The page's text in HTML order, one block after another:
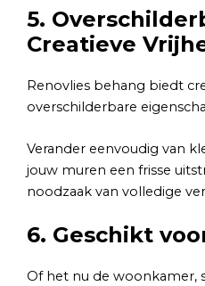
5.
Creatieve
Renovlies behang biedt
overschilderbare
Verander eenvoudig van
jouw muren een frisse
noodzaak van volledige
6. Geschikt
Of het nu de woonkamer,